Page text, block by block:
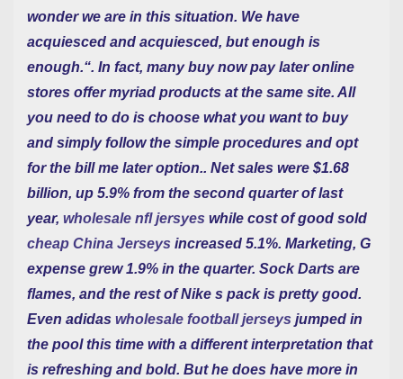
wonder we are in this situation. We have
acquiesced and acquiesced, but enough is
enough.“. In fact, many buy now pay later online
stores offer myriad products at the same site. All
you need to do is choose what you want to buy
and simply follow the simple procedures and opt
for the bill me later option.. Net sales were $1.68
billion, up 5.9% from the second quarter of last
year, wholesale nfl jersyes while cost of good sold
cheap China Jerseys increased 5.1%. Marketing, G
expense grew 1.9% in the quarter. Sock Darts are
flames, and the rest of Nike s pack is pretty good.
Even adidas wholesale football jerseys jumped in
the pool this time with a different interpretation that
is refreshing and bold. But he does have more in